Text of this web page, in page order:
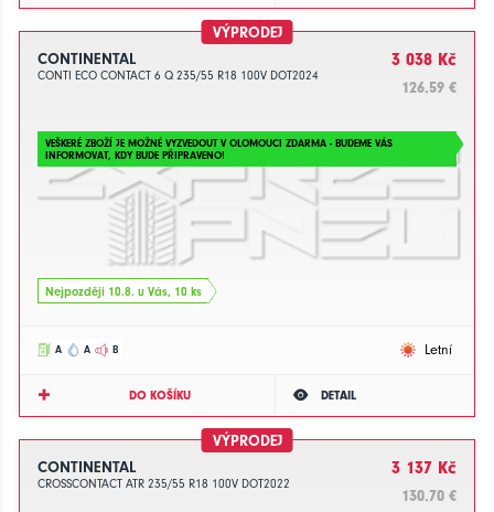
VÝPRODEJ
CONTINENTAL
CONTI ECO CONTACT 6 Q 235/55 R18 100V DOT2024
3 038 Kč
126.59 €
VEŠKERÉ ZBOŽÍ JE MOŽNÉ VYZVEDOUT V OLOMOUCI ZDARMA - BUDEME VÁS
INFORMOVAT, KDY BUDE PŘIPRAVENO!
Nejpozději 10.8. u Vás, 10 ks
A A B Letní
DO KOŠÍKU DETAIL
VÝPRODEJ
CONTINENTAL
CROSSCONTACT ATR 235/55 R18 100V DOT2022
3 137 Kč
130.70 €